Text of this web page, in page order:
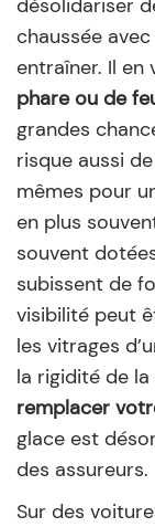
désolidariser
chaussée
entraîner. Il en
phare ou de
grandes
risque aussi
mêmes pour
en plus
souvent
subissent de
visibilité peut
les vitrages
la rigidité de
remplacer
glace est
des assureurs.
Sur des